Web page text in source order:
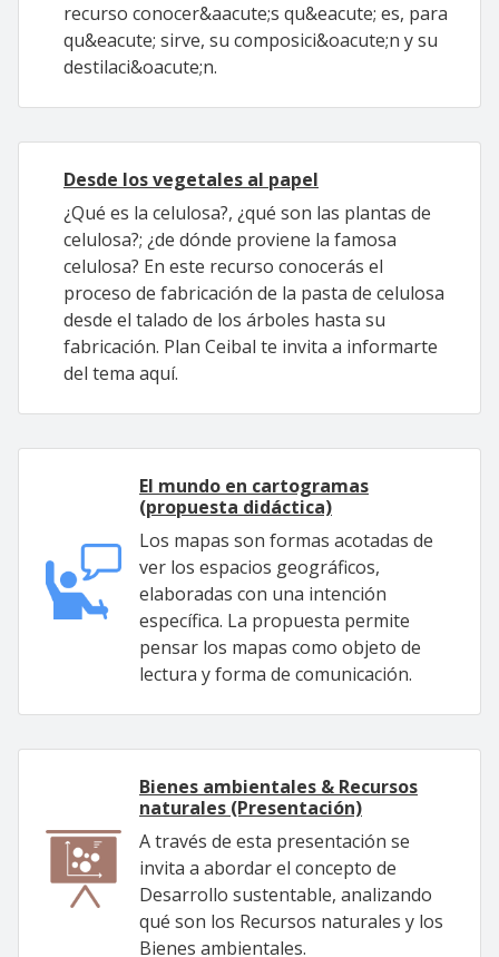
recurso conocer&aacute;s qu&eacute; es, para
qu&eacute; sirve, su composici&oacute;n y su
destilaci&oacute;n.
Desde los vegetales al papel
¿Qué es la celulosa?, ¿qué son las plantas de
celulosa?; ¿de dónde proviene la famosa
celulosa? En este recurso conocerás el
proceso de fabricación de la pasta de celulosa
desde el talado de los árboles hasta su
fabricación. Plan Ceibal te invita a informarte
del tema aquí.
El mundo en cartogramas
(propuesta didáctica)
Los mapas son formas acotadas de
ver los espacios geográficos,
elaboradas con una intención
específica. La propuesta permite
pensar los mapas como objeto de
lectura y forma de comunicación.
Bienes ambientales & Recursos
naturales (Presentación)
A través de esta presentación se
invita a abordar el concepto de
Desarrollo sustentable, analizando
qué son los Recursos naturales y los
Bienes ambientales.